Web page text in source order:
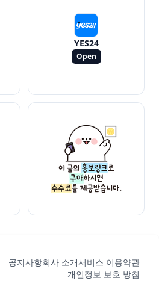
YES24
Open
공지사항회사 소개서비스 이용약관
개인정보 보호 방침